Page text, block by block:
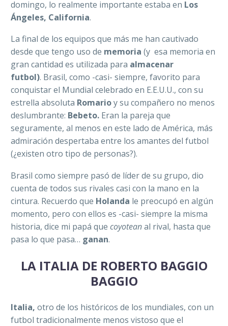
domingo, lo realmente importante estaba en Los
Ángeles, California.
La final de los equipos que más me han cautivado
desde que tengo uso de memoria (y esa memoria en
gran cantidad es utilizada para almacenar
futbol). Brasil, como -casi- siempre, favorito para
conquistar el Mundial celebrado en E.E.U.U., con su
estrella absoluta Romarioy su compañero no menos
deslumbrante: Bebeto. Eran la pareja que
seguramente, al menos en este lado de América, más
admiración despertaba entre los amantes del futbol
(¿existen otro tipo de personas?).
Brasil como siempre pasó de líder de su grupo, dio
cuenta de todos sus rivales casi con la mano en la
cintura. Recuerdo que Holanda le preocupó en algún
momento, pero con ellos es -casi- siempre la misma
historia, dice mi papá que coyoteanal rival, hasta que
pasa lo que pasa… ganan.
LA ITALIA DE ROBERTO BAGGIO
BAGGIO
Italia, otro de los históricos de los mundiales, con un
futbol tradicionalmente menos vistoso que el